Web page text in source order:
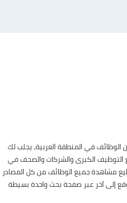
في المنطقة العربية، يجلب لك
التوظيف الكبرى والشركات والصحف في
مشاهدة جميع الوظائف من كل المصادر
إلى آخر عبر صفحة بحث واحدة بسيطة